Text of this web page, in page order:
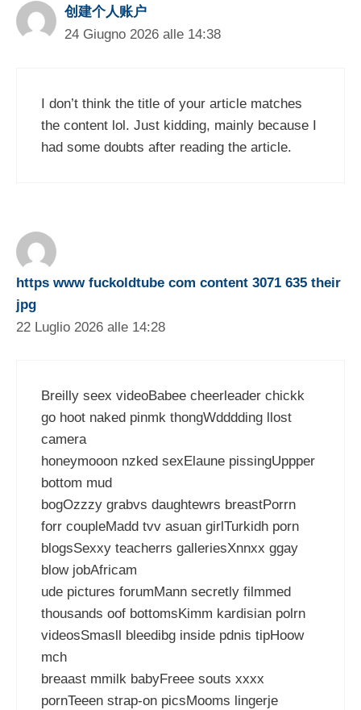
创建个人账户
24 Giugno 2026 alle 14:38
I don’t think the title of your article matches
the content lol. Just kidding, mainly because I
had some doubts after reading the article.
https www fuckoldtube com content 3071 635 their
jpg
22 Luglio 2026 alle 14:28
Breilly seex videoBabee cheerleader chickk
go hoot naked pinmk thongWdddding llost
camera
honeymooon nzked sexElaune pissingUppper
bottom mud
bogOzzzy grabvs daughtewrs breastPorrn
forr coupleMadd tvv asuan girlTurkidh porn
blogsSexxy teacherrs galleriesXnnxx ggay
blow jobAfricam
ude pictures forumMann secretly filmmed
thousands oof bottomsKimm kardisian polrn
videosSmasll bleedibg inside pdnis tipHoow
mch
breaast mmilk babyFreee souts xxxx
pornTeeen strap-on picsMooms lingerje